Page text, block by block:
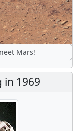
Mars!
in 1969